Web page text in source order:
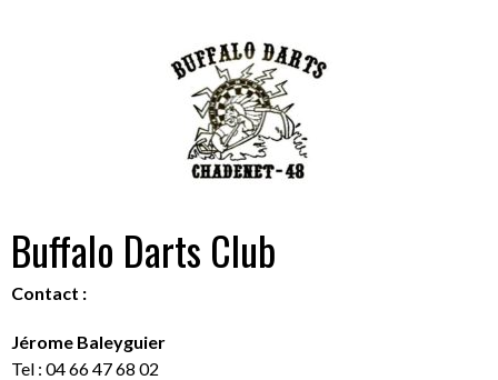
Buffalo Darts Club
Contact :
Jérome Baleyguier
Tel : 04 66 47 68 02